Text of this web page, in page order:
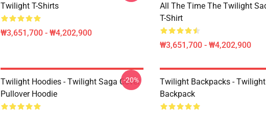
Twilight T-Shirts
₩3,651,700 - ₩4,202,900
All The Time The Twilight
T-Shirt
₩3,651,700 - ₩4,202,900
Twilight Hoodies - Twilight Saga Cover
Pullover Hoodie
-20%
Twilight Backpacks -
Backpack